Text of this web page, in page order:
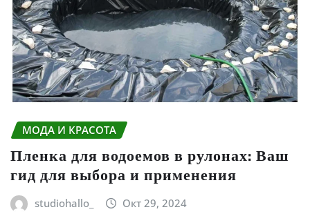
МОДА И КРАСОТА
Пленка для водоемов в рулонах: Ваш
гид для выбора и применения
studiohallo_ Окт 29, 2024